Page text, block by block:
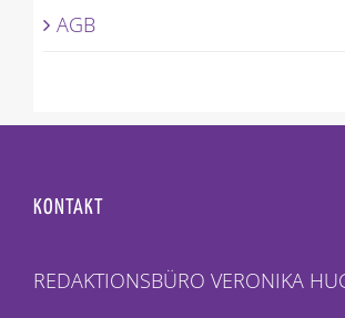
AGB
KONTAKT
REDAKTIONSBÜRO VERONIKA